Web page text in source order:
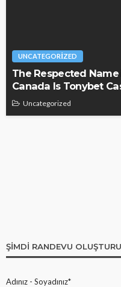
UNCATEGORIZED
The Respected
Canada Is Tonybet
Uncategorized
ŞIMDI RANDEVU
Adınız - Soyadınız*